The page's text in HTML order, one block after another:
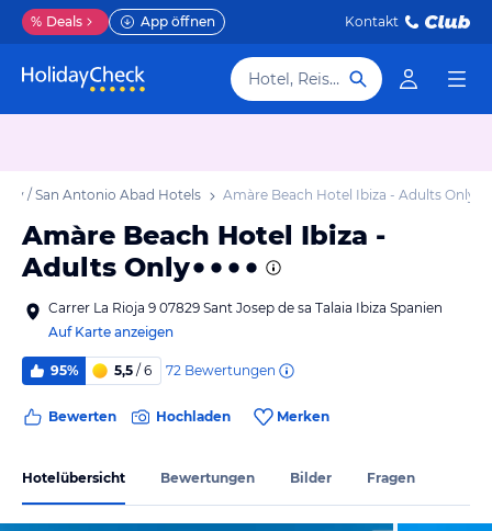
% Deals App öffnen Kontakt
Hotel, Reiseziel
/ San Antonio Abad Hotels Amàre Beach Hotel Ibiza - Adults Only
Amàre Beach Hotel Ibiza -
Adults Only
Carrer La Rioja 9 07829 Sant Josep de sa Talaia Ibiza Spanien
Auf Karte anzeigen
95% 5,5 / 6 72 Bewertungen
Bewerten Hochladen Merken
Hotelübersicht Bewertungen Bilder Fragen